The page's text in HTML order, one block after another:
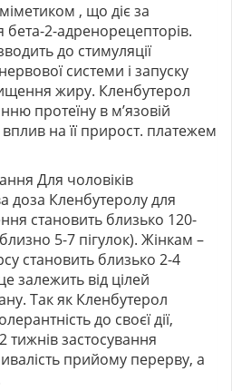
, що діє за
2-адренорецепторів.
до стимуляції
системи і запуску
жиру. Кленбутерол
протеїну в м’язовій
на її прирост. платежем
Для чоловіків
доза Кленбутеролу для
становить близько 120-
5-7 пігулок). Жінкам –
становить близько 2-4
залежить від цілей
Так як Кленбутерол
до своєї дії,
тижнів застосування
прийому перерву, а